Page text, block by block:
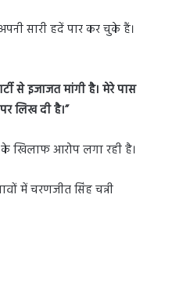
सारी हदें पार कर चुके हैं।
से इजाजत मांगी है। मेरे पास
लिख दी है।”
के खिलाफ आरोप लगा रही है।
में चरणजीत सिंह चन्नी